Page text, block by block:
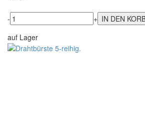
-
+
auf Lager